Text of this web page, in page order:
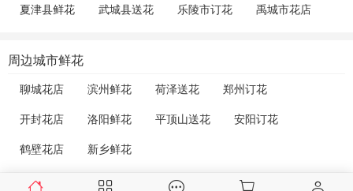
夏津县鲜花 武城县送花 乐陵市订花 禹城市花店
周边城市鲜花
聊城花店 滨州鲜花 荷泽送花 郑州订花
开封花店 洛阳鲜花 平顶山送花 安阳订花
鹤壁花店 新乡鲜花